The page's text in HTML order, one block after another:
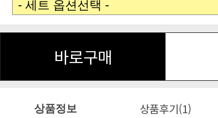
바로구매
상품정보 상품후기(1)